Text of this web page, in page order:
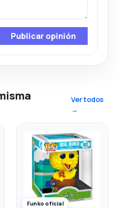
Publicar opinión
Ver todos
→
Funko oficial